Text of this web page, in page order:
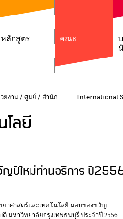
หลักสูตร คณะ
ยงาน / ศูนย์ / สำนัก International
ลยี
ญปีใหม่ท่านอธิการ ปี
าศาสตร์และเทคโนโลยี มอบของขวัญ
มหาวิทยาลัยกรุงเทพธนบุรี ประจำปี 2556